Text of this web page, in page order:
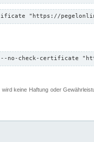
"https://
check-certificate
keine Haftung oder